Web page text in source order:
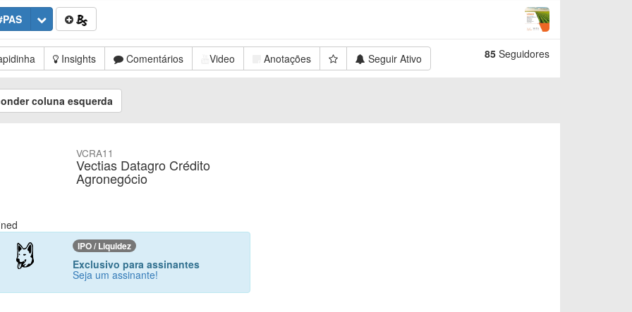
Insights Comentários Video Anotações Seguir Ativo 85 Seguidores
coluna esquerda
VCRA11
Vectias Datagro Crédito
Agronegócio
IPO / Liquidez
Exclusivo para assinantes
Seja um assinante!